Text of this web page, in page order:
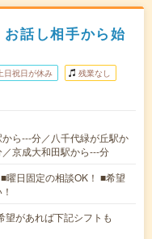
話し相手から始
日祝日が休み 残業なし
ら---分／八千代緑が丘駅か
京成大和田駅から---分
曜日固定の相談OK！ ■希望
があれば下記シフトも